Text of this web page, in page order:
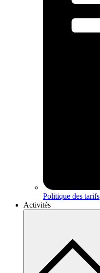
Politique des tarifs
Activités